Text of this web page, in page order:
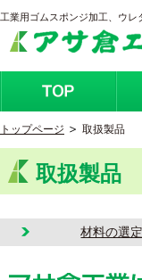
工業用ゴムスポンジ加工、ウ
トップページ 取扱製品
取扱製品
材料の選定